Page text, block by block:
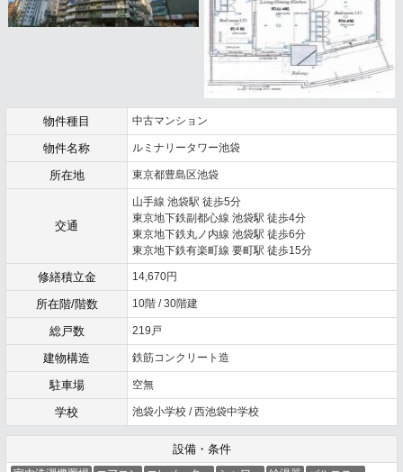
物件種目 中古マンション
物件名称 ルミナリータワー池袋
所在地 東京都豊島区池袋
交通
山手線 池袋駅 徒歩5分
東京地下鉄副都心線 池袋駅 徒歩4分
東京地下鉄丸ノ内線 池袋駅 徒歩6分
東京地下鉄有楽町線 要町駅 徒歩15分
修繕積立金 14,670円
所在階/階数 10階 / 30階建
総戸数 219戸
建物構造 鉄筋コンクリート造
駐車場 空無
学校 池袋小学校 / 西池袋中学校
設備・条件